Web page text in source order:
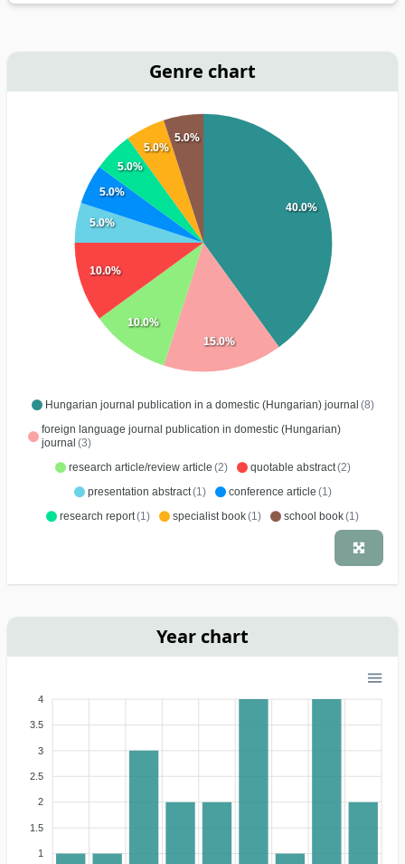
Genre chart
Hungarian journal publication in a domestic (Hungarian) journal (8)
foreign language journal publication in domestic (Hungarian)
journal (3)
research article/review article (2) quotable abstract(2)
presentation abstract(1) conference article (1)
research report(1) specialist book(1) school book(1)
40.0%
15.0%
10.0%
10.0%
5.0%
5.0%
5.0%
5.0%
5.0%
Year chart
4
3.5
3
2.5
2
1.5
1